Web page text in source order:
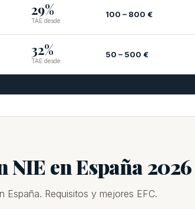
29%
TAE desde
100 – 800 €
32%
TAE desde
50 – 500 €
en España 2026
España. Requisitos y mejores EFC.